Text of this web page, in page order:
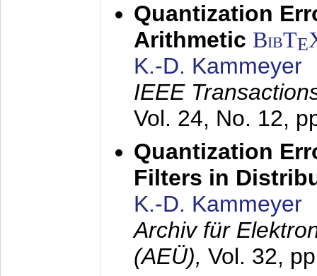
Quantization
Arithmetic BibTE
K.-D. Kammeyer
IEEE
Vol. 24, No. 12,
Quantization
Filters in
K.-D. Kammeyer
Archiv für
(AEÜ), Vol. 32,